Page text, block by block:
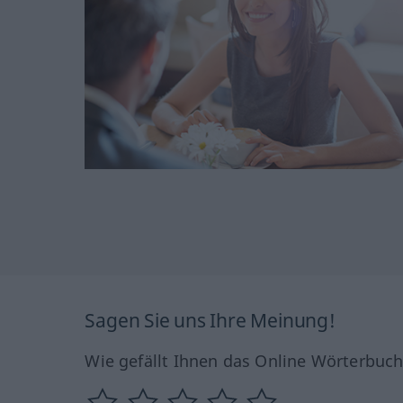
Sagen Sie uns Ihre Meinung!
Wie gefällt Ihnen das Online